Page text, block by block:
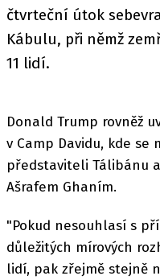
čtvrteční útok
Kábulu, při němž
11 lidí.
Donald Trump rovněž
v Camp Davidu, kde
představiteli Tálibánu
Ašrafem Ghaním.
"Pokud nesouhlasí s
důležitých mírových
lidí, pak zřejmě stejně